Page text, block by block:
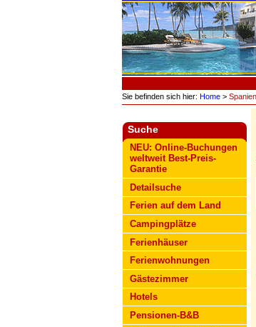
Sie befinden sich hier: Home> Spanien
Suche
NEU: Online-Buchungen
weltweit Best-Preis-
Garantie
Detailsuche
Ferien auf dem Land
Campingplätze
Ferienhäuser
Ferienwohnungen
Gästezimmer
Hotels
Pensionen-B&B